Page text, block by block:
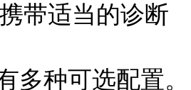
带适当的诊断
多种可选配置。